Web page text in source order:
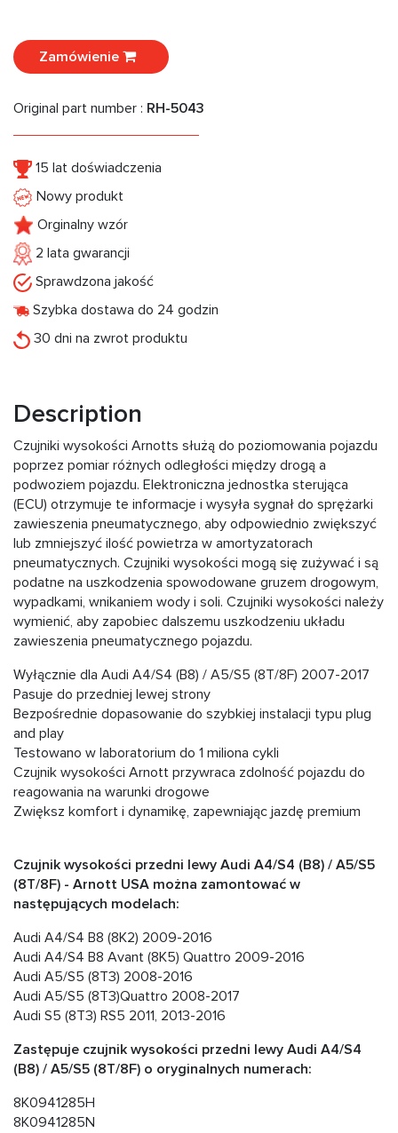
Zamówienie
Original part number : RH-5043
15 lat doświadczenia
Nowy produkt
Orginalny wzór
2 lata gwarancji
Sprawdzona jakość
Szybka dostawa do 24 godzin
30 dni na zwrot produktu
Description
Czujniki wysokości Arnotts służą do poziomowania pojazdu
poprzez pomiar różnych odległości między drogą a
podwoziem pojazdu. Elektroniczna jednostka sterująca
(ECU) otrzymuje te informacje i wysyła sygnał do sprężarki
zawieszenia pneumatycznego, aby odpowiednio zwiększyć
lub zmniejszyć ilość powietrza w amortyzatorach
pneumatycznych. Czujniki wysokości mogą się zużywać i są
podatne na uszkodzenia spowodowane gruzem drogowym,
wypadkami, wnikaniem wody i soli. Czujniki wysokości należy
wymienić, aby zapobiec dalszemu uszkodzeniu układu
zawieszenia pneumatycznego pojazdu.
Wyłącznie dla Audi A4/S4 (B8) / A5/S5 (8T/8F) 2007-2017
Pasuje do przedniej lewej strony
Bezpośrednie dopasowanie do szybkiej instalacji typu plug
and play
Testowano w laboratorium do 1 miliona cykli
Czujnik wysokości Arnott przywraca zdolność pojazdu do
reagowania na warunki drogowe
Zwiększ komfort i dynamikę, zapewniając jazdę premium
Czujnik wysokości przedni lewy Audi A4/S4 (B8) / A5/S5
(8T/8F) - Arnott USA można zamontować w
następujących modelach:
Audi A4/S4 B8 (8K2) 2009-2016
Audi A4/S4 B8 Avant (8K5) Quattro 2009-2016
Audi A5/S5 (8T3) 2008-2016
Audi A5/S5 (8T3)Quattro 2008-2017
Audi S5 (8T3) RS5 2011, 2013-2016
Zastępuje czujnik wysokości przedni lewy Audi A4/S4
(B8) / A5/S5 (8T/8F) o oryginalnych numerach:
8K0941285H
8K0941285N